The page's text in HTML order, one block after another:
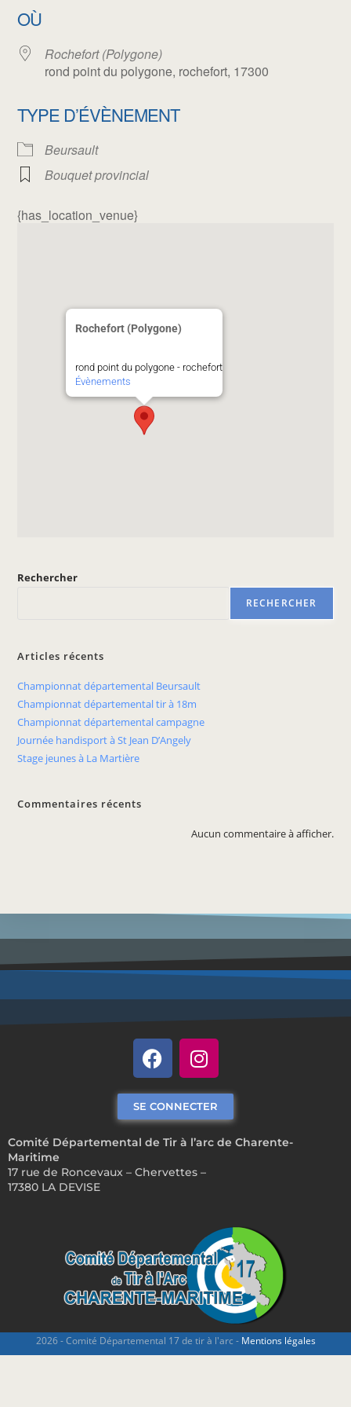
OÙ
Rochefort (Polygone)
rond point du polygone, rochefort, 17300
TYPE D’ÉVÈNEMENT
Beursault
Bouquet provincial
{has_location_venue}
Rochefort (Polygone)
rond point du polygone - rochefort
Évènements
Rechercher
RECHERCHER
Articles récents
Championnat départemental Beursault
Championnat départemental tir à 18m
Championnat départemental campagne
Journée handisport à St Jean D’Angely
Stage jeunes à La Martière
Commentaires récents
Aucun commentaire à afficher.
Comité Départemental de Tir à l’arc de Charente-
Maritime
17 rue de Roncevaux – Chervettes –
17380 LA DEVISE
SE CONNECTER
2026 - Comité Départemental 17 de tir à l'arc - Mentions légales